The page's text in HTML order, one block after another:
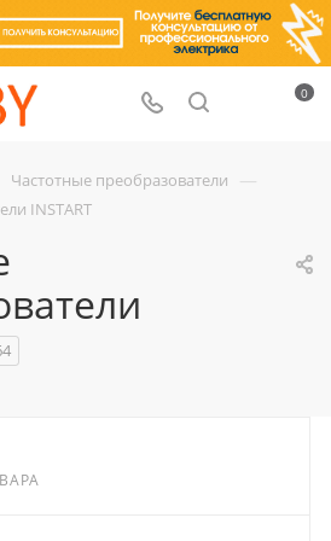
0
Частотные преобразователи —
INSTART